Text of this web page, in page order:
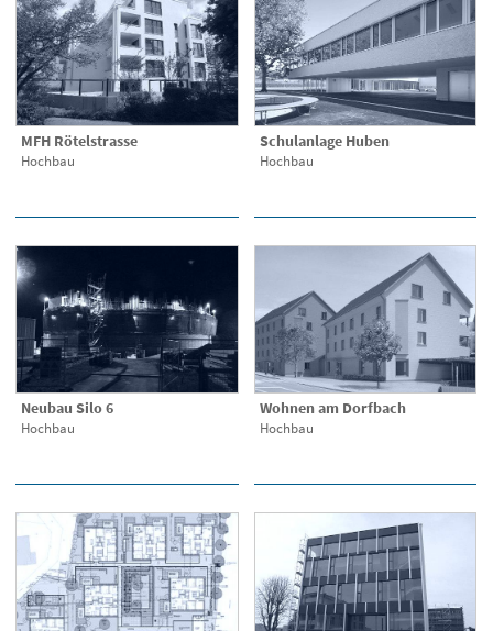
MFH Rötelstrasse
Hochbau
Schulanlage Huben
Hochbau
Neubau Silo 6
Hochbau
Wohnen am Dorfbach
Hochbau